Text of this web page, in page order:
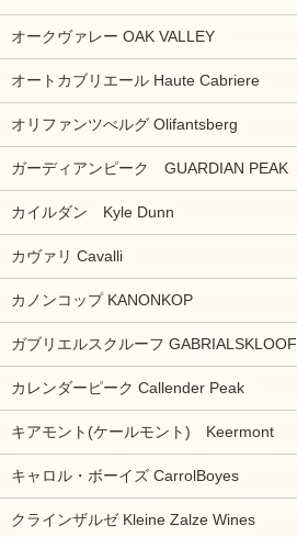
オークヴァレー OAK VALLEY
オートカブリエール Haute Cabriere
オリファンツべルグ Olifantsberg
ガーディアンピーク GUARDIAN PEAK
カイルダン Kyle Dunn
カヴァリ Cavalli
カノンコップ KANONKOP
ガブリエルスクルーフ GABRIALSKLOOF
カレンダーピーク Callender Peak
キアモント(ケールモント) Keermont
キャロル・ボーイズ CarrolBoyes
クラインザルゼ Kleine Zalze Wines